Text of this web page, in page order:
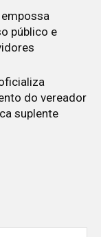
empossa
público e
do vereador
suplente